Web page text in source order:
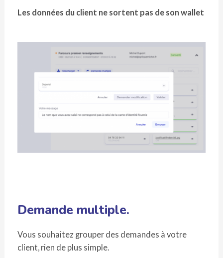
Les données du client ne sortent pas de son wallet
Demande multiple.
Vous souhaitez grouper des demandes à votre
client, rien de plus simple.